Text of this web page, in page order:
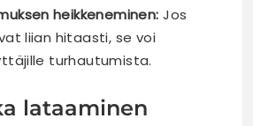
heikkeneminen: Jos
liian hitaasti, se voi
turhautumista.
lataaminen